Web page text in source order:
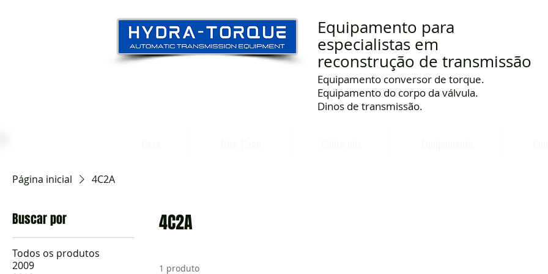
Equipamento para
especialistas em
reconstrução de transmissão
Equipamento conversor de torque.
Equipamento do corpo da válvula.
Dinos de transmissão.
Página inicial 4C2A
Buscar por
Todos os produtos
2009
4C2A
1 produto